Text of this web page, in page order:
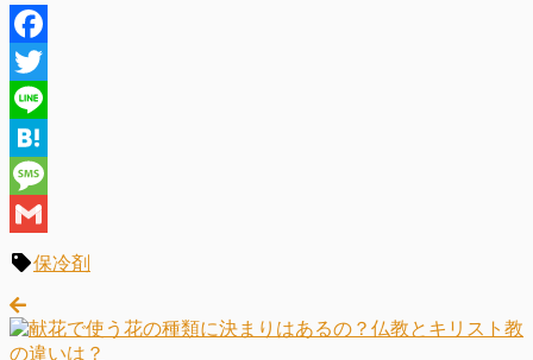
Facebook
Twitter
Line
Hatena
Message
Gmail
保冷剤